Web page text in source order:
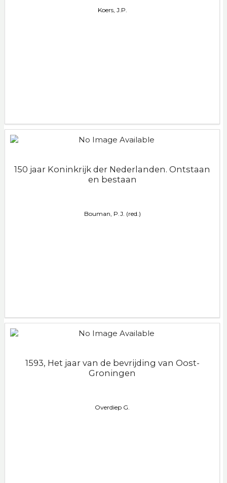
Koers, J.P.
150 jaar Koninkrijk der Nederlanden. Ontstaan
en bestaan
Bouman, P.J. (red.)
1593, Het jaar van de bevrijding van Oost-
Groningen
Overdiep G.